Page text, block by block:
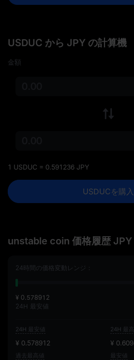
USDUC から JPY の計算機
金額
1 USDUC = 0.591236 JPY
USDUCを購入
unstable coin 価格履歴 JPY
24時間の価格変動レンジ：
¥ 0.578912
24H 最安値
24H 最安値
¥ 0.578912
24H 最
¥
過去最高値 最安値